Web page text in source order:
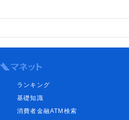
ランキング
基礎知識
消費者金融ATM検索